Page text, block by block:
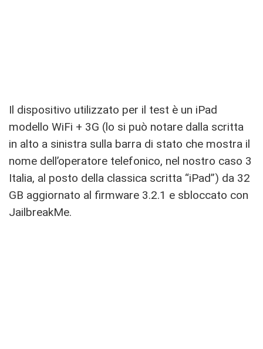
Il dispositivo utilizzato per il test è un iPad
modello WiFi + 3G (lo si può notare dalla scritta
in alto a sinistra sulla barra di stato che mostra il
nome dell’operatore telefonico, nel nostro caso 3
Italia, al posto della classica scritta “iPad”) da 32
GB aggiornato al firmware 3.2.1 e sbloccato con
JailbreakMe.